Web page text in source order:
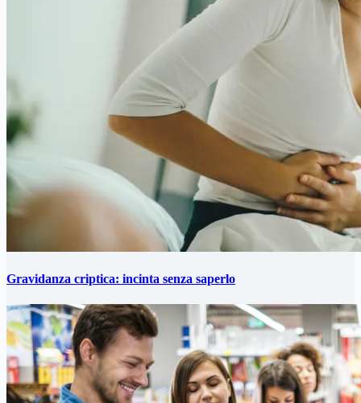
Gravidanza criptica: incinta senza saperlo